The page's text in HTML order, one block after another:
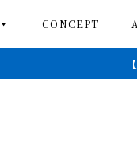
CONCEPT